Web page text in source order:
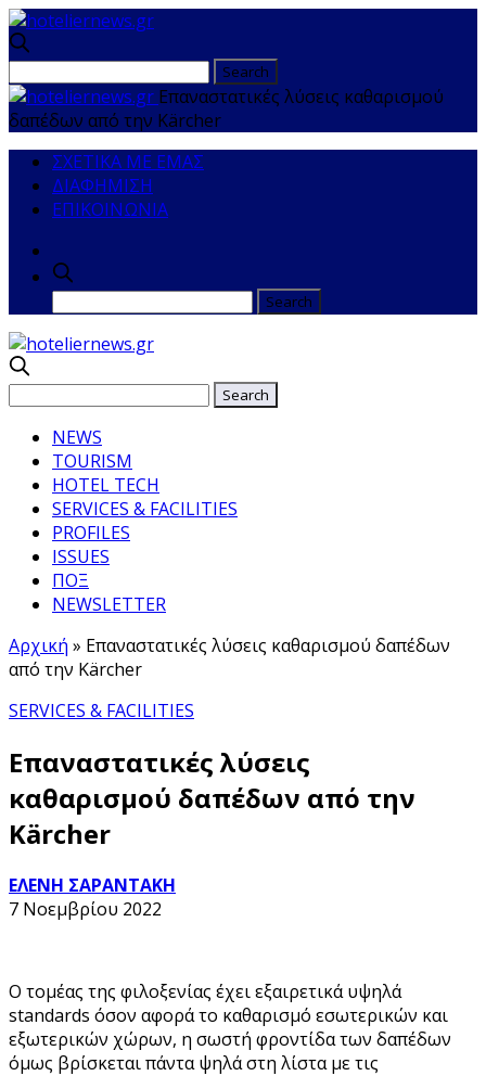
Επαναστατικές λύσεις καθαρισμού
δαπέδων από την Kärcher
ΣΧΕΤΙΚΑ ΜΕ ΕΜΑΣ
ΔΙΑΦΗΜΙΣΗ
ΕΠΙΚΟΙΝΩΝΙΑ
NEWS
TOURISM
HOTEL TECH
SERVICES & FACILITIES
PROFILES
ISSUES
ΠΟΞ
NEWSLETTER
Αρχική » Επαναστατικές λύσεις καθαρισμού δαπέδων
από την Kärcher
SERVICES & FACILITIES
Επαναστατικές λύσεις
καθαρισμού δαπέδων από την
Kärcher
ΕΛΕΝΗ ΣΑΡΑΝΤΑΚΗ
7 Νοεμβρίου 2022
Ο τομέας της φιλοξενίας έχει εξαιρετικά υψηλά
standards όσον αφορά το καθαρισμό εσωτερικών και
εξωτερικών χώρων, η σωστή φροντίδα των δαπέδων
όμως βρίσκεται πάντα ψηλά στη λίστα με τις